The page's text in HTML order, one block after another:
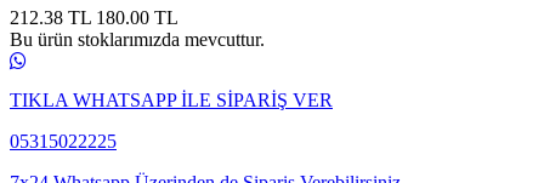
212.38 TL 180.00 TL
Bu ürün stoklarımızda mevcuttur.
TIKLA WHATSAPP İLE SİPARİŞ VER
05315022225